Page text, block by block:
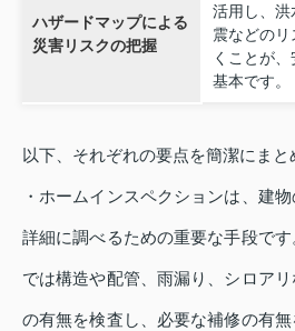
ハザードマップによる
災害リスクの把握
活用し、洪
震などの
くことが
基本です。
以下、それぞれの要点を簡潔にまと
・ホームインスペクションは、建
詳細に調べるための重要な手段で
では構造や配管、雨漏り、シロア
の有無を検査し、必要な補修の有無